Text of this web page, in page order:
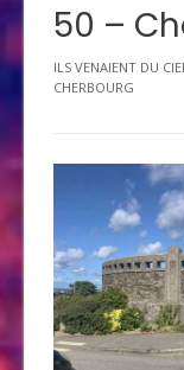
50 –
ILS VENAIENT DU
CHERBOURG